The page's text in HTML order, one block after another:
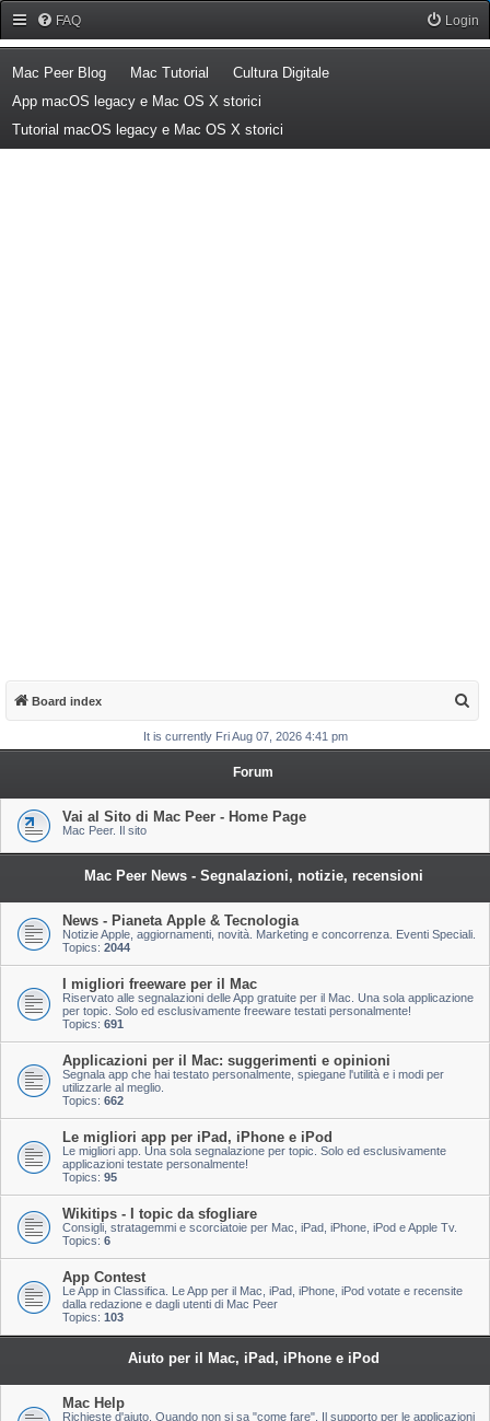
FAQ Login
Mac Peer Blog(Opens a new tab)
Mac Tutorial (Opens a new tab)
Cultura Digitale(Opens a new tab)
App macOS legacy e Mac OS X storici
Tutorial macOS legacy e Mac OS X storici
Board index
a
It is currently Fri Aug 07, 2026 4:41 pm
Forum
Vai al Sito di Mac Peer - Home Page
Mac Peer. Il sito
Mac Peer News - Segnalazioni, notizie, recensioni
News - Pianeta Apple & Tecnologia
Notizie Apple, aggiornamenti, novità. Marketing e concorrenza. Eventi Speciali.
Topics: 2044
I migliori freeware per il Mac
Riservato alle segnalazioni delle App gratuite per il Mac. Una sola applicazione
per topic. Solo ed esclusivamente freeware testati personalmente!
Topics: 691
Applicazioni per il Mac: suggerimenti e opinioni
Segnala app che hai testato personalmente, spiegane l'utilità e i modi per
utilizzarle al meglio.
Topics: 662
Le migliori app per iPad, iPhone e iPod
Le migliori app. Una sola segnalazione per topic. Solo ed esclusivamente
applicazioni testate personalmente!
Topics: 95
Wikitips - I topic da sfogliare
Consigli, stratagemmi e scorciatoie per Mac, iPad, iPhone, iPod e Apple Tv.
Topics: 6
App Contest
Le App in Classifica. Le App per il Mac, iPad, iPhone, iPod votate e recensite
dalla redazione e dagli utenti di Mac Peer
Topics: 103
Aiuto per il Mac, iPad, iPhone e iPod
Mac Help
Richieste d'aiuto. Quando non si sa "come fare". Il supporto per le applicazioni